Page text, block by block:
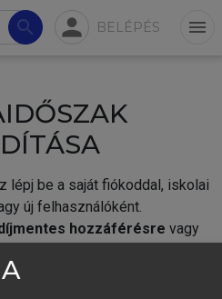
search person BELÉPÉS menu
lépj be a saját fiókoddal, iskolai
új felhasználóként.
hozzáférésre vagy